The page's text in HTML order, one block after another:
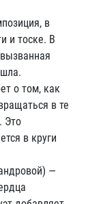
в
и тоске. В
о том, как
в те
Это
в круги
—